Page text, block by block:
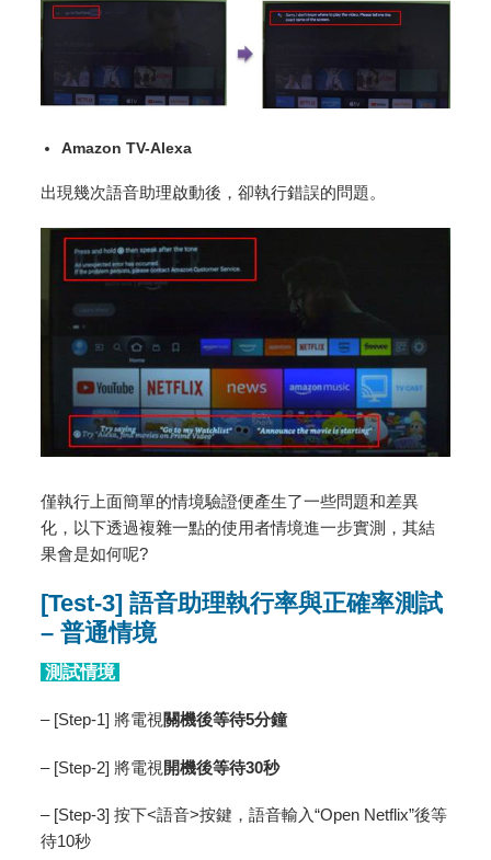
Amazon TV-Alexa
出現幾次語音助理啟動後，卻執行錯誤的問題。
僅執行上面簡單的情境驗證便產生了一些問題和差異
化，以下透過複雜一點的使用者情境進一步實測，其結
果會是如何呢?
[Test-3] 語音助理執行率與正確率測試
– 普通情境
測試情境
– [Step-1] 將電視 關機後等待5分鐘
– [Step-2] 將電視 開機後等待30秒
– [Step-3] 按下<語音>按鍵，語音輸入“Open Netflix”後等
待10秒